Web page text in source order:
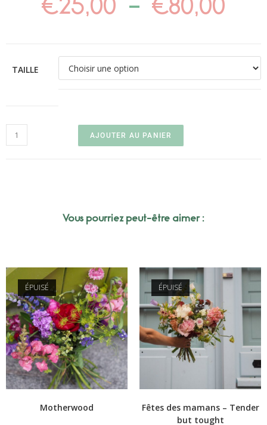
€25,00 – €80,00
TAILLE
AJOUTER AU PANIER
Vous pourriez peut-être aimer :
ÉPUISÉ
Motherwood
ÉPUISÉ
Fêtes des mamans – Tender
but tought